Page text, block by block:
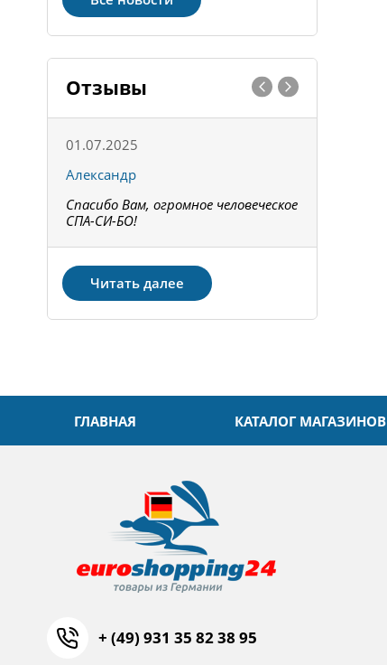
Отзывы
01.07.2025
Александр
Спасибо Вам, огромное человеческое
СПА-СИ-БО!
Читать далее
ГЛАВНАЯ КАТАЛОГ МАГАЗИНОВ
+ (49) 931 35 82 38 95